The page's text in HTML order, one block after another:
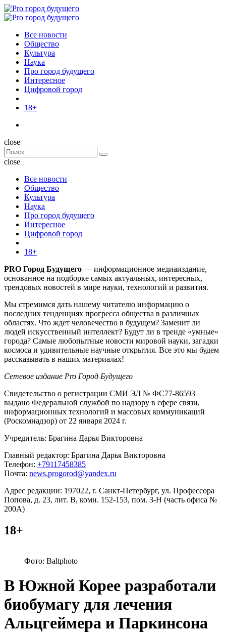
Menu
Поиск
Menu
Pro
Все новости
Общество
Культура
Наука
Про город будущего
Интересное
Цифровой город
18+
Поиск
close
Search
for:
Поиск
close
Все новости
Общество
Культура
Наука
Про город будущего
Интересное
Цифровой город
18+
PRO Город Будущего — информационное медиаиздание,
основанное на подборке самых актуальных, интересных,
трендовых новостей в мире науки, технологий и развития.
Мы стремимся дать нашему читателю информацию о
последних тенденциях прогресса общества в различных
областях. Что ждет человечество в будущем? Заменит ли
людей искусственный интеллект? Будут ли в тренде «умные»
города? Самые любопытные новости мировой науки, загадки
космоса и удивительные научные открытия. Все это мы будем
рассказывать в наших материалах!
Сетевое издание Pro Город Будущего
Свидетельство о регистрации СМИ ЭЛ № ФС77-86593
выдано Федеральной службой по надзору в сфере связи,
информационных технологий и массовых коммуникаций
(Роскомнадзор) от 22 января 2024 г.
Учредитель: Брагина Дарья Викторовна
Главный редактор: Брагина Дарья Викторовна
Телефон: +79117458385
Почта: news.progorod@yandex.ru
Адрес редакции: 197022, г. Санкт-Петербург, ул. Профессора
Попова, д. 23, лит. В, комн. 152-153, пом. 3-Н (часть офиса №
200А)
18+
Фото: Baltphoto
В Южной Корее разработали
биобумагу для лечения
Альцгеймера и Паркинсона